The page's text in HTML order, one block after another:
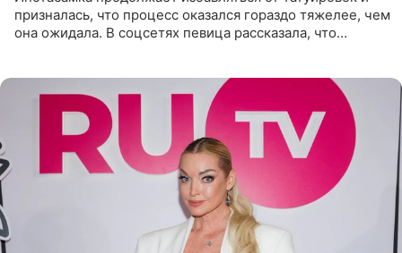
призналась, что процесс оказался гораздо тяжелее, чем
она ожидала. В соцсетях певица рассказала, что